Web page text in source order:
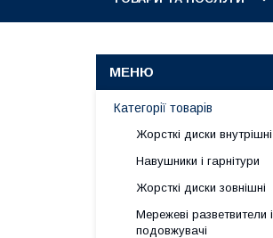
Категорії товарів
Жорсткі диски внутрішні
Навушники і гарнітури
Жорсткі диски зовнішні
Мережеві разветвители і
подовжувачі